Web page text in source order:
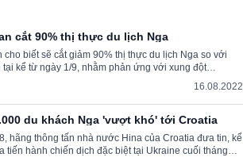
cắt 90% thị thực du lịch Nga
cho biết sẽ cắt giảm 90% thị thực du lịch Nga so với
tại kể từ ngày 1/9, nhằm phản ứng với xung đột
16.08.2022
du khách Nga 'vượt khó' tới Croatia
hãng thông tấn nhà nước Hina của Croatia đưa tin, kể
tiến hành chiến dịch đặc biệt tại Ukraine cuối tháng